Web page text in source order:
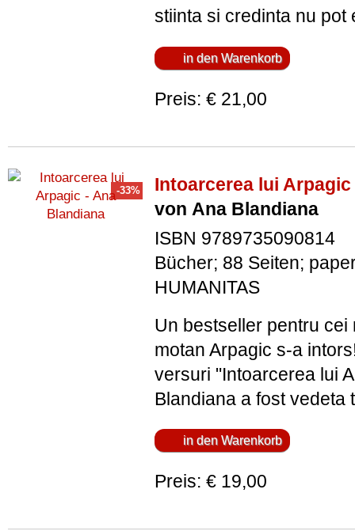
stiinta si credinta nu pot
Preis: € 21,00
Intoarcerea lui
von Ana Blandiana
ISBN 9789735090814
Bücher; 88 Seiten;
HUMANITAS
Un bestseller pentru cei
motan Arpagic s-a
versuri "Intoarcerea lui
Blandiana a fost vedeta
Preis: € 19,00